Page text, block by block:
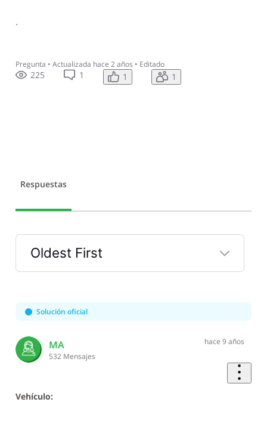
.
Pregunta • Actualizada hace 2 años • Editado
225 1 1 1
Respuestas
Oldest First
Selected
First
Solución oficial
MA
532 Mensajes
hace 9 años
Vehículo: